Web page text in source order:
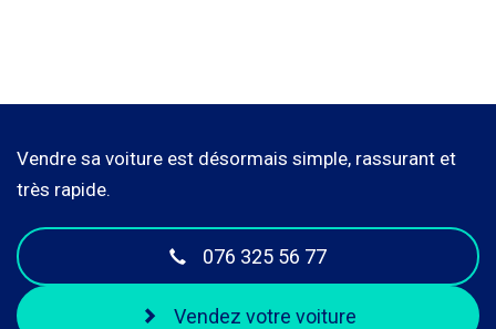
Vendre sa voiture est désormais simple, rassurant et
très rapide.
076 325 56 77
Vendez votre voiture